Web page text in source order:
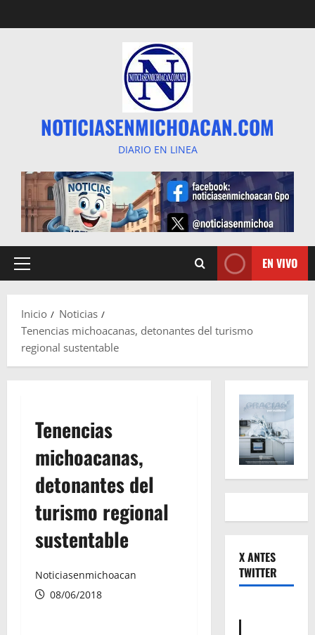
al
NOTICIASENMICHOACAN.COM
DIARIO EN LINEA
Menú
EN VIVO
Inicio
Noticias
Tenencias michoacanas, detonantes del turismo
regional sustentable
Tenencias
michoacanas,
detonantes del
turismo regional
sustentable
Noticiasenmichoacan
08/06/2018
X ANTES
TWITTER